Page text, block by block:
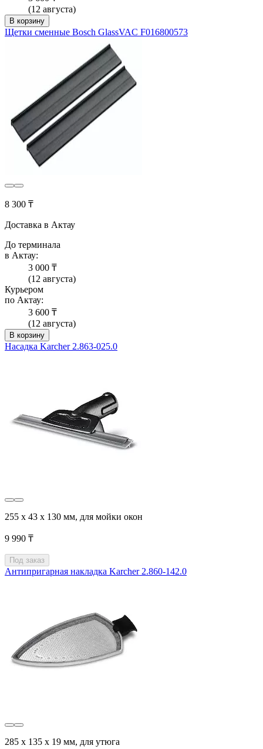
(12 августа)
В корзину
Щетки сменные Bosch GlassVAC F016800573
8 300 ₸
Доставка в Актау
До терминала
в Актау:
3 000 ₸
(12 августа)
Курьером
по Актау:
3 600 ₸
(12 августа)
В корзину
Насадка Karcher 2.863-025.0
255 x 43 x 130 мм, для мойки окон
9 990 ₸
Под заказ
Антипригарная накладка Karcher 2.860-142.0
285 x 135 x 19 мм, для утюга